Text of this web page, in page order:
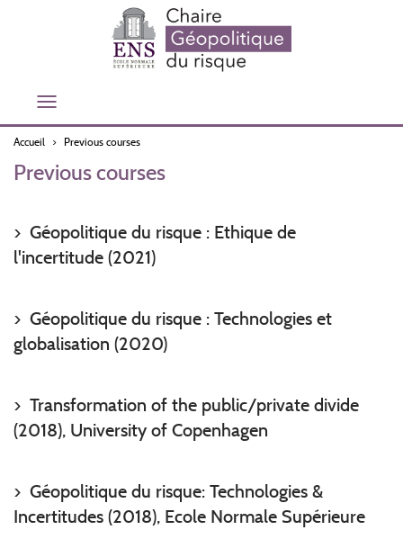
Toggle
Accueil
Previous courses
Previous courses
Géopolitique du risque : Ethique de
l'incertitude (2021)
Géopolitique du risque : Technologies et
globalisation (2020)
Transformation of the public/private divide
(2018), University of Copenhagen
Géopolitique du risque: Technologies &
Incertitudes (2018), Ecole Normale Supérieure